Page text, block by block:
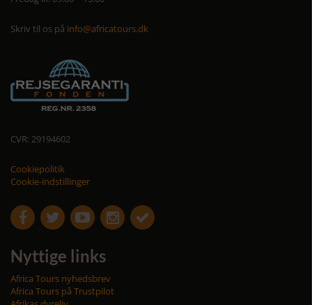
Skriv til os på info@africatours.dk
CVR: 29194602
Cookiepolitik
Cookie-indstillinger
    
Nyttige links
Africa Tours nyhedsbrev
Africa Tours på Trustpilot